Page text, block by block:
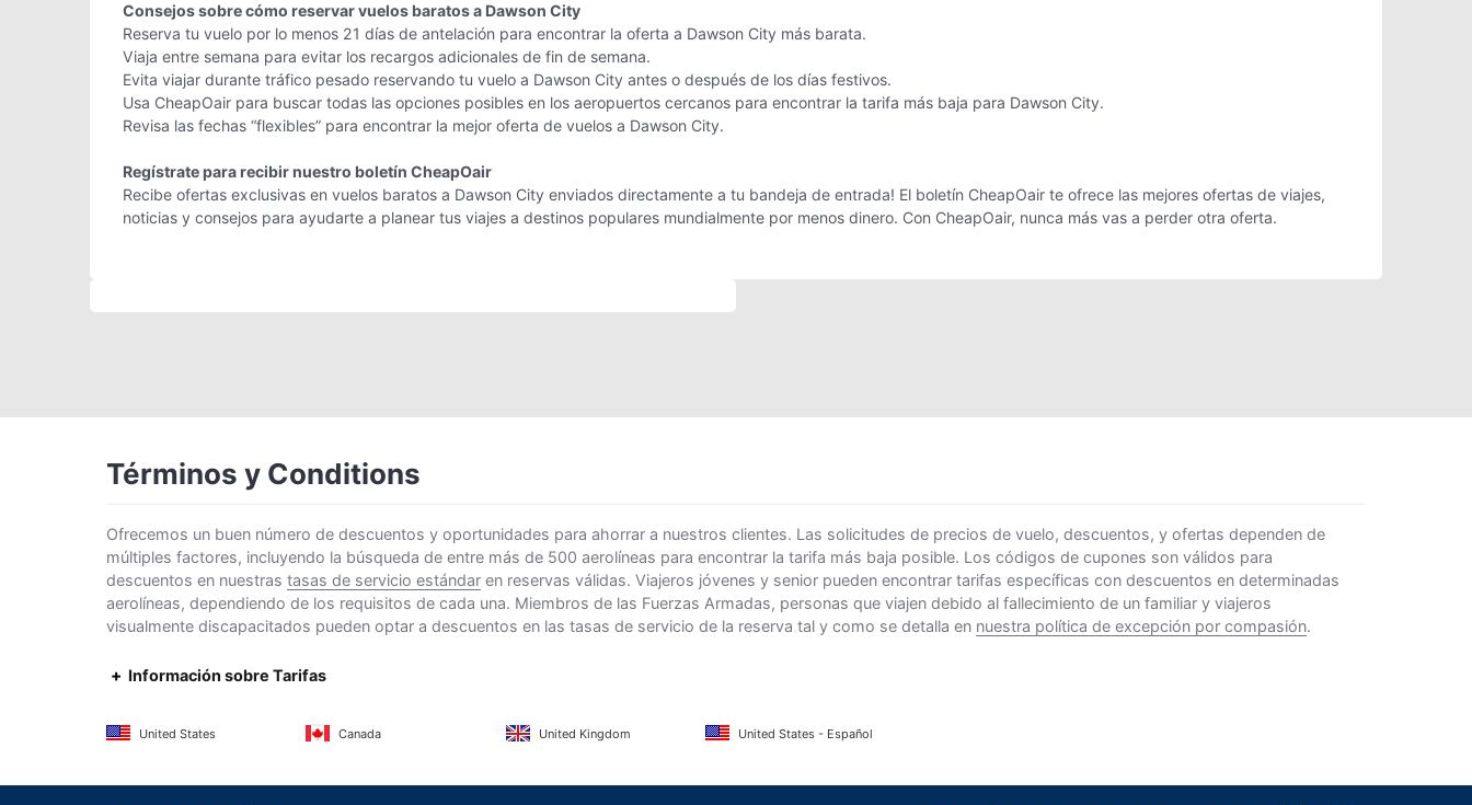
Consejos sobre cómo reservar vuelos baratos a Dawson City
Reserva tu vuelo por lo menos 21 días de antelación para encontrar la oferta a Dawson City más barata.
Viaja entre semana para evitar los recargos adicionales de fin de semana.
Evita viajar durante tráfico pesado reservando tu vuelo a Dawson City antes o después de los días festivos.
Usa CheapOair para buscar todas las opciones posibles en los aeropuertos cercanos para encontrar la tarifa más baja para Dawson City.
Revisa las fechas “flexibles” para encontrar la mejor oferta de vuelos a Dawson City.
Regístrate para recibir nuestro boletín CheapOair
Recibe ofertas exclusivas en vuelos baratos a Dawson City enviados directamente a tu bandeja de entrada! El boletín CheapOair te ofrece las mejores ofertas de viajes,
noticias y consejos para ayudarte a planear tus viajes a destinos populares mundialmente por menos dinero. Con CheapOair, nunca más vas a perder otra oferta.
Términos y Conditions
Ofrecemos un buen número de descuentos y oportunidades para ahorrar a nuestros clientes. Las solicitudes de precios de vuelo, descuentos, y ofertas dependen de
múltiples factores, incluyendo la búsqueda de entre más de 500 aerolíneas para encontrar la tarifa más baja posible. Los códigos de cupones son válidos para
descuentos en nuestras tasas de servicio estándar en reservas válidas. Viajeros jóvenes y senior pueden encontrar tarifas específicas con descuentos en determinadas
aerolíneas, dependiendo de los requisitos de cada una. Miembros de las Fuerzas Armadas, personas que viajen debido al fallecimiento de un familiar y viajeros
visualmente discapacitados pueden optar a descuentos en las tasas de servicio de la reserva tal y como se detalla en nuestra política de excepción por compasión.
Información sobre Tarifas
United States Canada United Kingdom United States - Español